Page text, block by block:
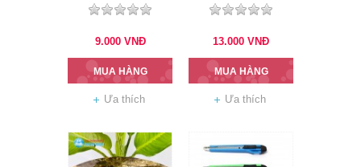
9.000 VNĐ
MUA HÀNG
Ưa thích
13.000 VNĐ
MUA HÀNG
Ưa thích